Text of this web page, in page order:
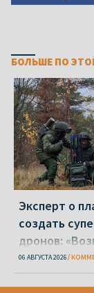
БОЛЬШЕ ПО
Эксперт о
создать
дронов:
серьезные
06 АВГУСТА 2026